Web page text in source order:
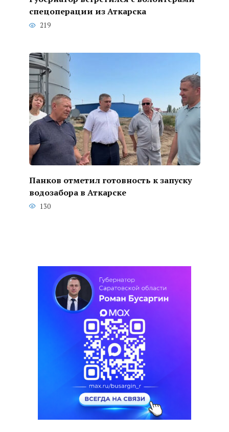
спецоперации из Аткарска
219
Панков отметил готовность к запуску
водозабора в Аткарске
130